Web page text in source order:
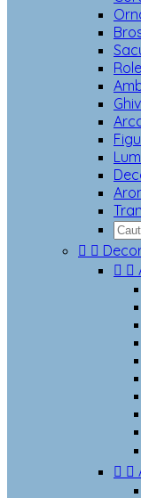
 
 
 